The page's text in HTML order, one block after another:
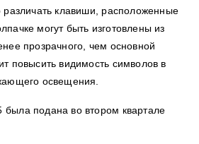
различать клавиши, расположенные
могут быть изготовлены из
прозрачного, чем основной
повысить видимость символов в
освещения.
подана во втором квартале